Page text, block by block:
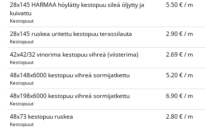
28x145 HARMAA höylätty kestopuu sileä öljytty ja
kuivattu
Kestopuut
5.50 € / m
28x145 ruskea uritettu kestopuu terassilauta
Kestopuut
2.90 € / m
42x42/32 vinorima kestopuu vihreä (viisterima)
Kestopuut
2.69 € / m
48x148x6000 kestopuu vihreä sormijatkettu
Kestopuut
5.20 € / m
48x198x6000 kestopuu vihreä sormijatkettu
Kestopuut
6.90 € / m
48x73 kestopuu ruskea
Kestopuut
2.80 € / m